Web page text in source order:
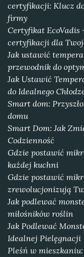
certyfikacji: Klucz
firmy
Certyfikat EcoVadis
certyfikacji dla
Jak ustawić
przewodnik do
Jak Ustawić
do Idealnego
Smart dom:
domu
Smart Dom: Jak
Codzienność
Gdzie postawić
każdej kuchni
Gdzie postawić
zrewolucjonizują
Jak podlewać
miłośników roślin
Jak Podlewać
Idealnej Pielęgnacji
Pleśń w